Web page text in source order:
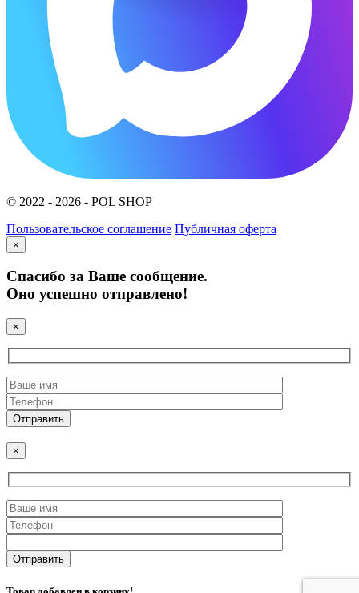
© 2022 - 2026 - POL SHOP
Пользовательское соглашение Публичная оферта
×
Спасибо за Ваше сообщение.
Оно успешно отправлено!
×
×